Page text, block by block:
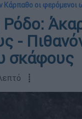
Κάρπαθο οι φερόμενοι
-
σκάφους
┋